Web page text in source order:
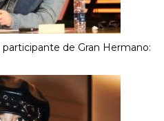
de Gran Hermano: